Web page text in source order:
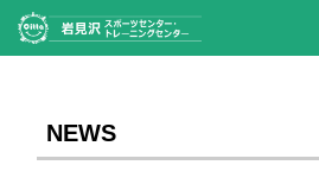
NEWS